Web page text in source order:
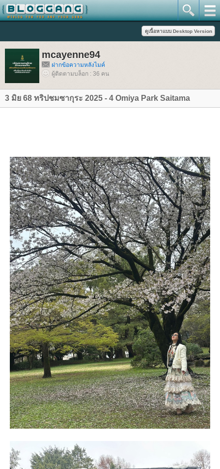
mcayenne94
ฝากข้อความหลังไมค์
ผู้ติดตามบล็อก : 36 คน
3 มิย 68 ทริปชมซากุระ 2025 - 4 Omiya Park Saitama